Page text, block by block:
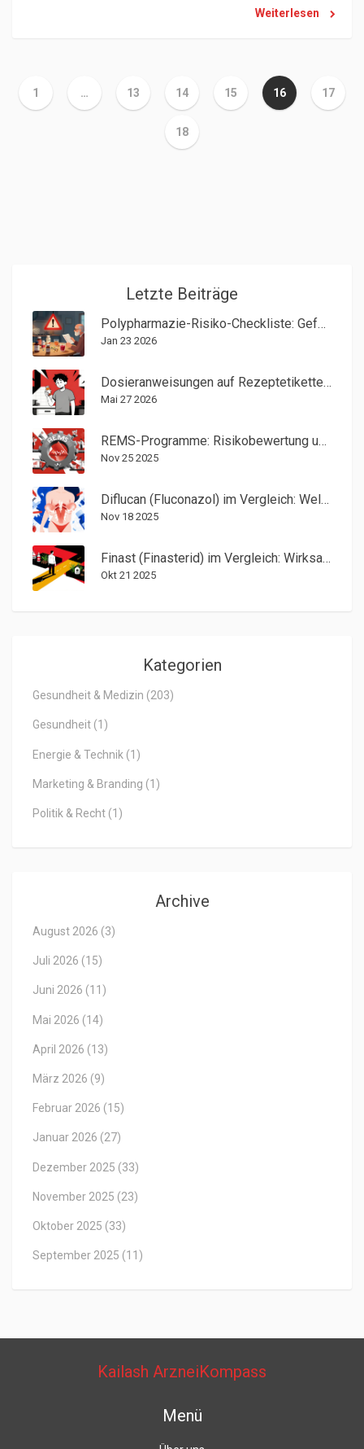
Nutzung, Verfügbarkeit, Änderungen sowie Verbraucher-
Weiterlesen
1 … 13 14 15 16 17
18
Letzte Beiträge
Polypharmazie-Risiko-Checkliste: Gefährliche Medikamentenkombinationen erkennen
Jan 23 2026
Dosieranweisungen auf Rezeptetiketten: Häufigkeit und Zeitpunkt richtig verstehen
Mai 27 2026
REMS-Programme: Risikobewertung und Minimierung bei verschreibungspflichtigen Medikamenten
Nov 25 2025
Diflucan (Fluconazol) im Vergleich: Welche Alternativen gibt es und welche ist die beste?
Nov 18 2025
Finast (Finasterid) im Vergleich: Wirksame Alternativen gegen Haarausfall
Okt 21 2025
Kategorien
Gesundheit & Medizin (203)
Gesundheit (1)
Energie & Technik (1)
Marketing & Branding (1)
Politik & Recht (1)
Archive
August 2026 (3)
Juli 2026 (15)
Juni 2026 (11)
Mai 2026 (14)
April 2026 (13)
März 2026 (9)
Februar 2026 (15)
Januar 2026 (27)
Dezember 2025 (33)
November 2025 (23)
Oktober 2025 (33)
September 2025 (11)
Kailash ArzneiKompass
Menü